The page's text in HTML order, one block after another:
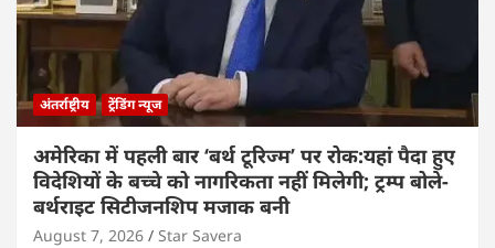
अंतर्राष्ट्रीय ट्रेंडिंग न्यूज
अमेरिका में पहली बार ‘बर्थ टूरिज्म’ पर रोक:यहां पैदा हुए
विदेशियों के बच्चे को नागरिकता नहीं मिलेगी; ट्रम्प बोले-
बर्थराइट सिटीजनशिप मजाक बनी
August 7, 2026 Star Savera